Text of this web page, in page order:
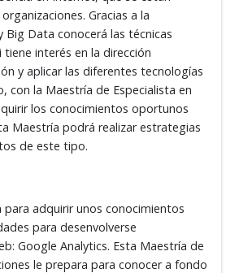
Gracias a la
Big Data conocerá las técnicas
interés en la dirección
y aplicar las diferentes tecnologías
la Maestría de Especialista en
los conocimientos oportunos
Maestría podrá realizar estrategias
de este tipo.
para adquirir unos conocimientos
para desenvolverse
Google Analytics. Esta Maestría de
le prepara para conocer a fondo